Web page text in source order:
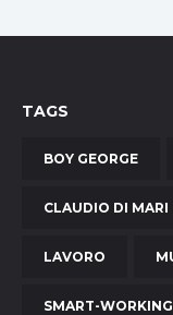
TAGS
BOY GEORGE
CLAUDIO DI MARI
LAVORO
SMART-WORKING